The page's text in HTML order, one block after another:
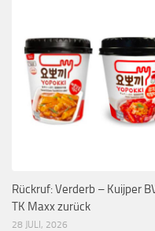
Rückruf: Verderb – Kuijper
TK Maxx zurück
28 JULI, 2026